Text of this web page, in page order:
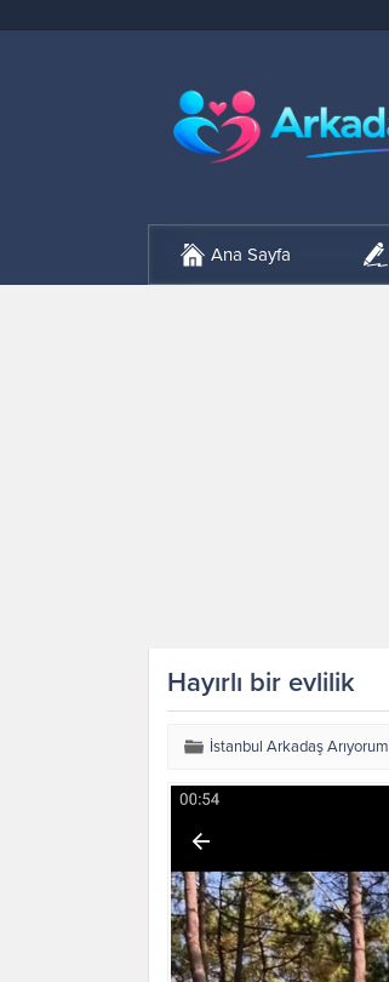
Ana Sayfa
Hayırlı bir evlilik
İstanbul Arkadaş Arıyorum